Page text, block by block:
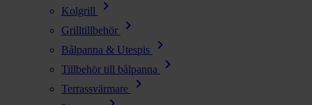
Kolgrill chevron_right
Grilltillbehör chevron_right
Bålpanna & Utespis chevron_right
Tillbehör till bålpanna chevron_right
Terrassvärmare chevron_right